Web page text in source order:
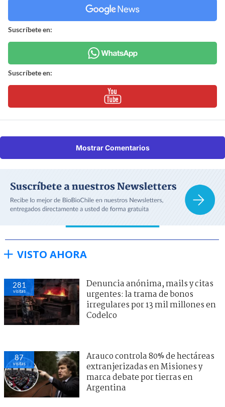
Suscríbete en:
Suscríbete en:
Mostrar Comentarios
VISTO AHORA
281
visitas
Denuncia anónima, mails y citas
urgentes: la trama de bonos
irregulares por 13 mil millones en
Codelco
87
visitas
Arauco controla 80% de hectáreas
extranjerizadas en Misiones y
marca debate por tierras en
Argentina